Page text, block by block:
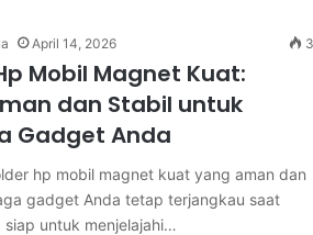
April 14, 2026 3
Mobil Magnet Kuat:
dan Stabil untuk
Gadget Anda
hp mobil magnet kuat yang aman dan
gadget Anda tetap terjangkau saat
siap untuk menjelajahi…